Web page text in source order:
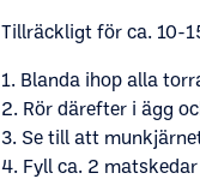
Tillräckligt för ca. 10-
1. Blanda ihop alla
2. Rör därefter i ägg
3. Se till att
4. Fyll ca. 2